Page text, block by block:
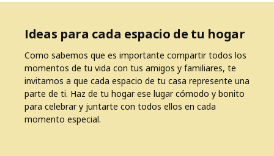
Ideas para cada espacio de tu hogar
Como sabemos que es importante compartir todos los
momentos de tu vida con tus amigos y familiares, te
invitamos a que cada espacio de tu casa represente una
parte de ti. Haz de tu hogar ese lugar cómodo y bonito
para celebrar y juntarte con todos ellos en cada
momento especial.